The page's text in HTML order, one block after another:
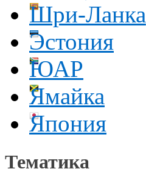
Шри-Ланка
Эстония
ЮАР
Ямайка
Япония
Тематика